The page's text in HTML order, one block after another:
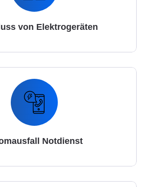
von Elektrogeräten
Notdienst